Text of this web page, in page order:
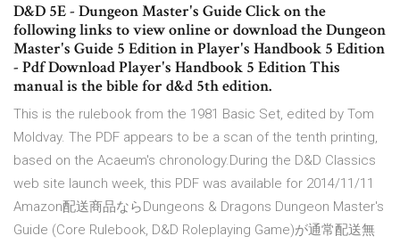
D&D 5E - Dungeon Master's Guide Click on the
following links to view online or download the Dungeon
Master's Guide 5 Edition in Player's Handbook 5 Edition
- Pdf Download Player's Handbook 5 Edition This
manual is the bible for d&d 5th edition.
This is the rulebook from the 1981 Basic Set, edited by Tom
Moldvay. The PDF appears to be a scan of the tenth printing,
based on the Acaeum's chronology.During the D&D Classics
web site launch week, this PDF was available for 2014/11/11
Amazon配送商品ならDungeons & Dragons Dungeon Master's
Guide (Core Rulebook, D&D Roleplaying Game)が通常配送無